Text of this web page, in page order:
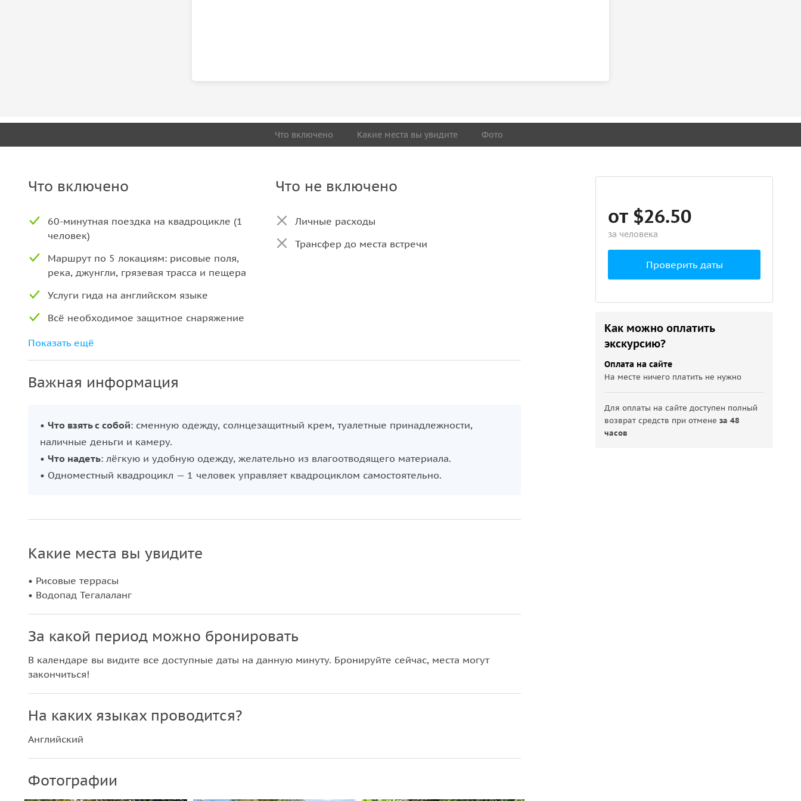
Что включено Какие места вы увидите Фото
Что включено
60-минутная поездка на квадроцикле (1
человек)
Маршрут по 5 локациям: рисовые поля,
река, джунгли, грязевая трасса и пещера
Услуги гида на английском языке
Всё необходимое защитное снаряжение
Базовая страховка
Душевая комната, полотенце
Обед и минеральная вода
Что не включено
Личные расходы
Трансфер до места встречи
Показать ещё
Важная информация
• Что взять с собой: сменную одежду, солнцезащитный крем, туалетные принадлежности,
наличные деньги и камеру.
• Что надеть: лёгкую и удобную одежду, желательно из влагоотводящего материала.
• Одноместный квадроцикл — 1 человек управляет квадроциклом самостоятельно.
Какие места вы увидите
• Рисовые террасы
• Водопад Тегалаланг
За какой период можно бронировать
В календаре вы видите все доступные даты на данную минуту. Бронируйте сейчас, места могут
закончиться!
На каких языках проводится?
Английский
Фотографии
от $26.50
за человека
Проверить даты
Как можно оплатить
экскурсию?
Оплата на сайте
На месте ничего платить не нужно
Для оплаты на сайте доступен полный
возврат средств при отменеза 48
часов